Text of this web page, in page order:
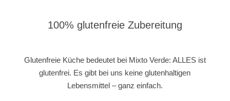
100% glutenfreie Zubereitung
Glutenfreie Küche bedeutet bei Mixto Verde: ALLES ist
glutenfrei. Es gibt bei uns keine glutenhaltigen
Lebensmittel – ganz einfach.